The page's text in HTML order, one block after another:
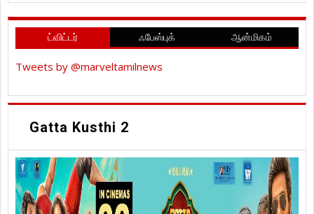
ட்விட்டர் ஃபேஸ்புக் ஆன்மிகம்
Tweets by @marveltamilnews
Gatta Kusthi 2